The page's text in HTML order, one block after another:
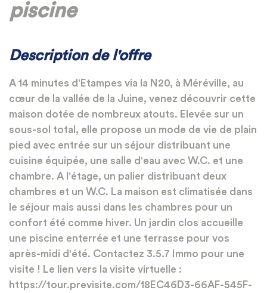
piscine
Description de l'offre
A 14 minutes d'Etampes via la N20, à Méréville, au
cœur de la vallée de la Juine, venez découvrir cette
maison dotée de nombreux atouts. Elevée sur un
sous-sol total, elle propose un mode de vie de plain
pied avec entrée sur un séjour distribuant une
cuisine équipée, une salle d'eau avec W.C. et une
chambre. A l'étage, un palier distribuant deux
chambres et un W.C. La maison est climatisée dans
le séjour mais aussi dans les chambres pour un
confort été comme hiver. Un jardin clos accueille
une piscine enterrée et une terrasse pour vos
après-midi d'été. Contactez 3.5.7 Immo pour une
visite ! Le lien vers la visite virtuelle :
https://tour.previsite.com/18EC46D3-66AF-545F-